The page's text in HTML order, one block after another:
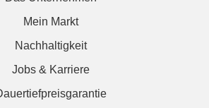
Mein Markt
Nachhaltigkeit
Jobs & Karriere